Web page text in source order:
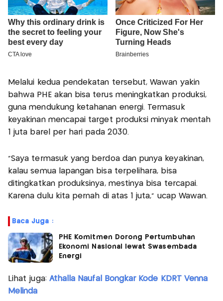
Melalui kedua pendekatan tersebut, Wawan yakin
bahwa PHE akan bisa terus meningkatkan produksi,
guna mendukung ketahanan energi. Termasuk
keyakinan mencapai target produksi minyak mentah
1 juta barel per hari pada 2030.
“Saya termasuk yang berdoa dan punya keyakinan,
kalau semua lapangan bisa terpelihara, bisa
ditingkatkan produksinya, mestinya bisa tercapai.
Karena dulu kita pernah di atas 1 juta,” ucap Wawan.
Baca Juga :
PHE Komitmen Dorong Pertumbuhan
Ekonomi Nasional lewat Swasembada
Energi
Lihat juga: Athalla Naufal Bongkar Kode KDRT Venna
Melinda